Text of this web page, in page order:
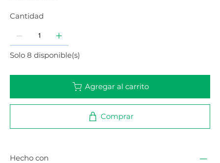
Cantidad
Solo 8 disponible(s)
Agregar al carrito
Comprar
Hecho con